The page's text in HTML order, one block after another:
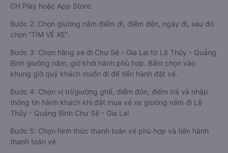
CH Play hoặc App Store.
Bước 2: Chọn giường nằm điểm đi, điểm đến, ngày đi, sau đó
chọn “TÌM VÉ XE”.
Bước 3: Chọn hãng xe đi Chư Sê - Gia Lai từ Lệ Thủy - Quảng
Bình giường nằm, giờ khởi hành phù hợp. Bấm chọn vào
khung giờ quý khách muốn đi để tiến hành đặt vé.
Bước 4: Chọn vị trí/giường ghế, điểm đón, điểm trả và nhập
thông tin hành khách khi đặt mua vé xe giường nằm đi Lệ
Thủy - Quảng Bình Chư Sê - Gia Lai
Bước 5: Chọn hình thức thanh toán vé phù hợp và tiến hành
thanh toán vé.